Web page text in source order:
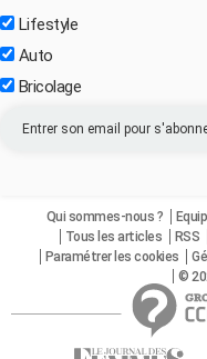
Lifestyle
Auto
Bricolage
Qui sommes-nous ?
Tous les articles
RSS
Paramétrer les cookies
©